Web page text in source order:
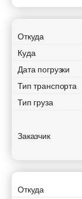
Откуда
Куда
Дата погрузки
Тип транспорта
Тип груза
Заказчик
Откуда